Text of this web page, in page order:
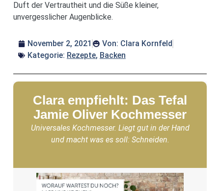
Duft der Vertrautheit und die Süße kleiner,
unvergesslicher Augenblicke.
November 2, 2021 Von: Clara Kornfeld
Kategorie: Rezepte, Backen
Clara empfiehlt: Das Tefal
Jamie Oliver Kochmesser
Universales Kochmesser. Liegt gut in der Hand
und macht was es soll: Schneiden.